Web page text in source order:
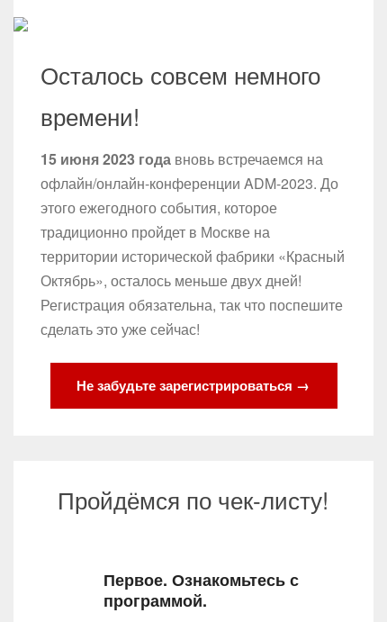
Осталось совсем немного
времени!
15 июня 2023 года вновь встречаемся на
офлайн/онлайн-конференции ADM-2023. До
этого ежегодного события, которое
традиционно пройдет в Москве на
территории исторической фабрики «Красный
Октябрь», осталось меньше двух дней!
Регистрация обязательна, так что поспешите
сделать это уже сейчас!
Не забудьте зарегистрироваться →
Пройдёмся по чек-листу!
Первое. Ознакомьтесь с
программой.